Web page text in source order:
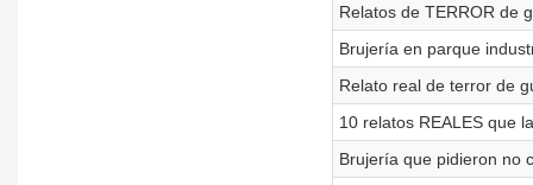
Relatos de TERROR de
Brujería en parque
Relato real de terror de
10 relatos REALES que
Brujería que pidieron no